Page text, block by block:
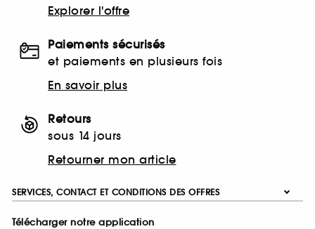
Explorer l'offre
Paiements sécurisés
et paiements en plusieurs fois
En savoir plus
Retours
sous 14 jours
Retourner mon article
SERVICES, CONTACT ET CONDITIONS DES OFFRES
Télécharger notre application